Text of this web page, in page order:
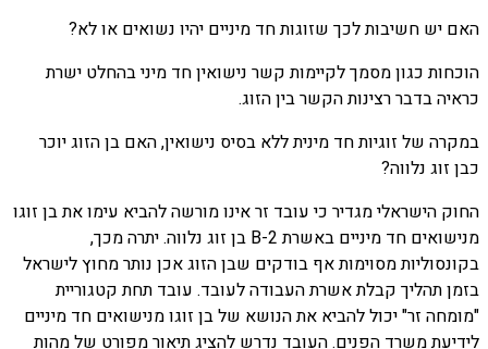
האם יש חשיבות לכך שזוגות חד מיניים יהיו נשואים או לא?
הוכחות כגון מסמך לקיימות קשר נישואין חד מיני בהחלט ישרת
כראיה בדבר רצינות הקשר בין הזוג.
במקרה של זוגיות חד מינית ללא בסיס נישואין, האם בן הזוג יוכר
כבן זוג נלווה?
החוק הישראלי מגדיר כי עובד זר אינו מורשה להביא עימו את בן זוגו
מנישואים חד מיניים באשרת B-2 בן זוג נלווה. יתרה מכך,
בקונסוליות מסוימות אף בודקים שבן הזוג אכן נותר מחוץ לישראל
בזמן תהליך קבלת אשרת העבודה לעובד. עובד תחת קטגוריית
"מומחה זר" יכול להביא את הנושא של בן זוגו מנישואים חד מיניים
לידיעת משרד הפנים. העובד נדרש להציג תיאור מפורט של מהות